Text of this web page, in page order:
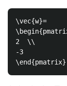
\vec{w}=
2  \\
-3